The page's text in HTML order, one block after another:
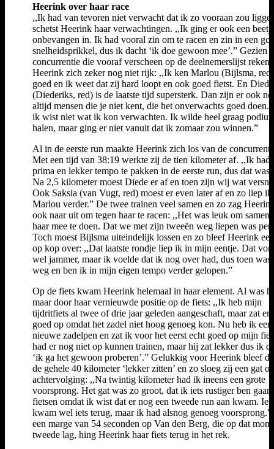
Heerink over haar race
,,Ik had van tevoren niet verwacht dat ik zo vooraan zou
schetst Heerink haar verwachtingen. ,,Ik ging er ook een
onbevangen in. Ik had vooral zin om te racen en zin in een
snelheidsprikkel, dus ik dacht ‘ik doe gewoon mee’.” Gezien
concurrentie die vooraf verscheen op de deelnemerslijst
Heerink zich zeker nog niet rijk: ,,Ik ken Marlou (Bijlsma,
goed en ik weet dat zij hard loopt en ook goed fietst. En Diede
(Diederiks, red) is de laatste tijd supersterk. Dan zijn er ook
altijd mensen die je niet kent, die het onverwachts goed doen.
ik wist niet wat ik kon verwachten. Ik wilde heel graag
halen, maar ging er niet vanuit dat ik zomaar zou winnen.”
Al in de eerste run maakte Heerink zich los van de
Met een tijd van 38:19 werkte zij de tien kilometer af. ,,Ik had
prima en lekker tempo te pakken in de eerste run, dus dat was
Na 2,5 kilometer moest Diede er af en toen zijn wij wat
Ook Saksia (van Vugt, red) moest er even later af en zo liep ik
Marlou verder.” De twee trainen veel samen en zo zag
ook naar uit om tegen haar te racen: ,,Het was leuk om samen
haar mee te doen. Dat we met zijn tweeën weg liepen was
Toch moest Bijlsma uiteindelijk lossen en zo bleef Heerink
op kop over: ,,Dat laatste rondje liep ik in mijn eentje. Dat
wel jammer, maar ik voelde dat ik nog over had, dus toen was
weg en ben ik in mijn eigen tempo verder gelopen.”
Op de fiets kwam Heerink helemaal in haar element. Al was
maar door haar vernieuwde positie op de fiets: ,,Ik heb mijn
tijdritfiets al twee of drie jaar geleden aangeschaft, maar zat er
goed op omdat het zadel niet hoog genoeg kon. Nu heb ik een
nieuwe zadelpen en zat ik voor het eerst echt goed op mijn
had er nog niet op kunnen trainen, maar hij zat lekker dus ik
‘ik ga het gewoon proberen’.” Gelukkig voor Heerink bleef
de gehele 40 kilometer ‘lekker zitten’ en zo sloeg zij een gat
achtervolging: ,,Na twintig kilometer had ik ineens een grote
voorsprong. Het gat was zo groot, dat ik iets rustiger ben gaan
fietsen omdat ik wist dat er nog een tweede run aan kwam.
kwam wel iets terug, maar ik had alsnog genoeg
een marge van 54 seconden op Van den Berg, die op dat
tweede lag, hing Heerink haar fiets terug in het rek.